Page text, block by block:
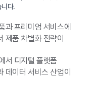
다.
과 프리미엄 서비스에
제품 차별화 전략이
서 디지털 플랫폼
데이터 서비스 산업이